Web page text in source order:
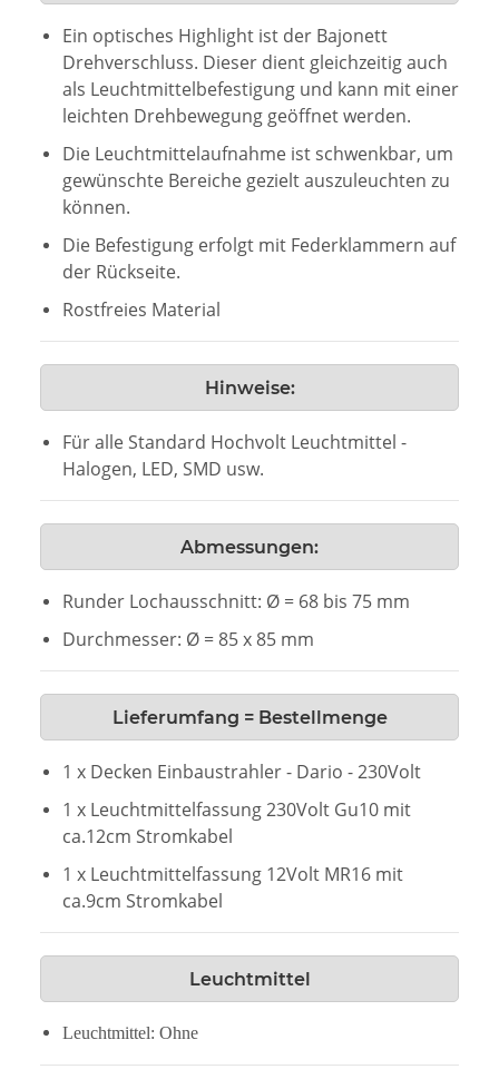
Ein optisches Highlight ist der Bajonett
Drehverschluss. Dieser dient gleichzeitig auch
als Leuchtmittelbefestigung und kann mit einer
leichten Drehbewegung geöffnet werden.
Die Leuchtmittelaufnahme ist schwenkbar, um
gewünschte Bereiche gezielt auszuleuchten zu
können.
Die Befestigung erfolgt mit Federklammern auf
der Rückseite.
Rostfreies Material
Hinweise:
Für alle Standard Hochvolt Leuchtmittel -
Halogen, LED, SMD usw.
Abmessungen:
Runder Lochausschnitt: Ø = 68 bis 75 mm
Durchmesser: Ø = 85 x 85 mm
Lieferumfang = Bestellmenge
1 x Decken Einbaustrahler - Dario - 230Volt
1 x Leuchtmittelfassung 230Volt Gu10 mit
ca.12cm Stromkabel
1 x Leuchtmittelfassung 12Volt MR16 mit
ca.9cm Stromkabel
Leuchtmittel
Leuchtmittel: Ohne